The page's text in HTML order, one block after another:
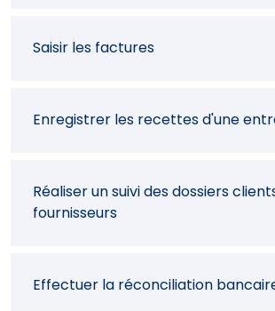
Saisir les factures
Enregistrer les recettes d'une
Réaliser un suivi des dossiers
fournisseurs
Effectuer la réconciliation